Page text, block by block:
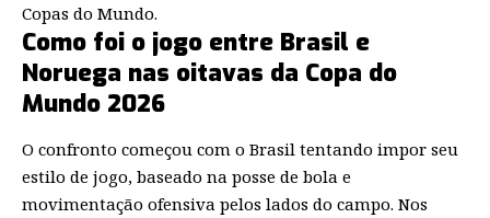
Copas do Mundo.
Como foi o jogo entre Brasil e
Noruega nas oitavas da Copa do
Mundo 2026
O confronto começou com o Brasil tentando impor seu
estilo de jogo, baseado na posse de bola e
movimentação ofensiva pelos lados do campo. Nos